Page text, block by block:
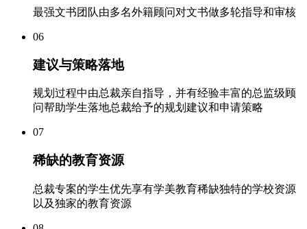
最强文书团队由多名外籍顾问对文书做多轮指导和审核
06
建议与策略落地
规划过程中由总裁亲自指导，并有经验丰富的总监级顾
问帮助学生落地总裁给予的规划建议和申请策略
07
稀缺的教育资源
总裁专案的学生优先享有学美教育稀缺独特的学校资源
以及独家的教育资源